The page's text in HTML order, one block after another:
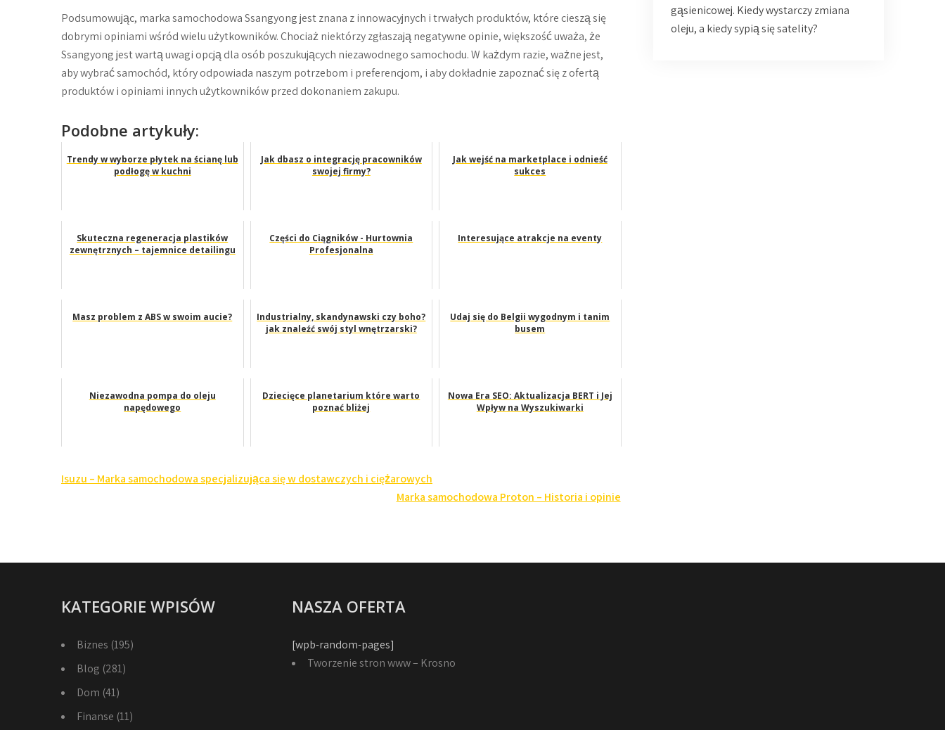
Podsumowując, marka samochodowa Ssangyong jest znana z innowacyjnych i trwałych produktów, które cieszą się
dobrymi opiniami wśród wielu użytkowników. Chociaż niektórzy zgłaszają negatywne opinie, większość uważa, że
Ssangyong jest wartą uwagi opcją dla osób poszukujących niezawodnego samochodu. W każdym razie, ważne jest,
aby wybrać samochód, który odpowiada naszym potrzebom i preferencjom, i aby dokładnie zapoznać się z ofertą
produktów i opiniami innych użytkowników przed dokonaniem zakupu.
Podobne artykuły:
Trendy w wyborze płytek na ścianę lub
podłogę w kuchni
Jak dbasz o integrację pracowników
swojej firmy?
Jak wejść na marketplace i odnieść
sukces
Skuteczna regeneracja plastików
zewnętrznych – tajemnice detailingu
Części do Ciągników - Hurtownia
Profesjonalna
Interesujące atrakcje na eventy
Masz problem z ABS w swoim aucie?
Industrialny, skandynawski czy boho?
jak znaleźć swój styl wnętrzarski?
Udaj się do Belgii wygodnym i tanim
busem
Niezawodna pompa do oleju
napędowego
Dziecięce planetarium które warto
poznać bliżej
Nowa Era SEO: Aktualizacja BERT i Jej
Wpływ na Wyszukiwarki
Nawigacja
Isuzu – Marka samochodowa specjalizująca się w dostawczych i ciężarowych
Marka samochodowa Proton – Historia i opinie
gąsienicowej. Kiedy wystarczy zmiana
oleju, a kiedy sypią się satelity?
KATEGORIE WPISÓW
Biznes (195)
Blog (281)
Dom (41)
Finanse (11)
NASZA OFERTA
[wpb-random-pages]
Tworzenie stron www – Krosno